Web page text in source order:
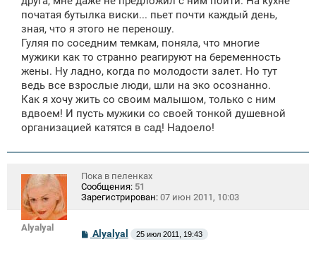
початая бутылка виски... пьет почти каждый день,
зная, что я этого не переношу.
Гуляя по соседним темкам, поняла, что многие
мужики как то странно реагируют на беременность
жены. Ну ладно, когда по молодости залет. Но тут
ведь все взрослые люди, шли на эко осознанно.
Как я хочу жить со своим малышом, только с ним
вдвоем! И пусть мужики со своей тонкой душевной
организацией катятся в сад! Надоело!
Alyalyal
Пока в пеленках
Сообщения: 51
Зарегистрирован: 07 июн 2011, 10:03
С
Alyalyal 25 июл 2011, 19:43